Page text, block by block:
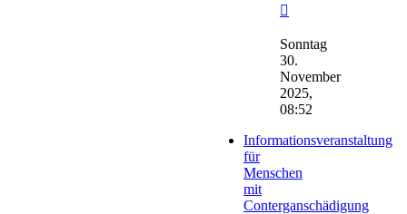
Beitrag
Sonntag
30.
November
2025,
08:52
Informationsveranstaltung
für
Menschen
mit
Conterganschädigung